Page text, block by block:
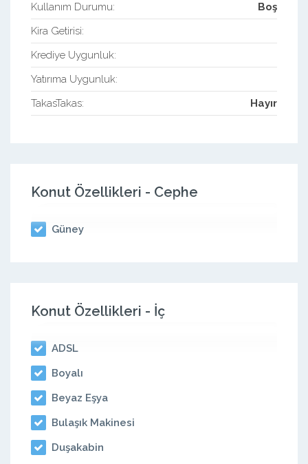
Kullanım Durumu:
Boş
Kira Getirisi:
Krediye Uygunluk:
Yatırıma Uygunluk:
TakasTakas:
Hayır
Konut Özellikleri - Cephe
Güney
Konut Özellikleri - İç
ADSL
Boyalı
Beyaz Eşya
Bulaşık Makinesi
Duşakabin